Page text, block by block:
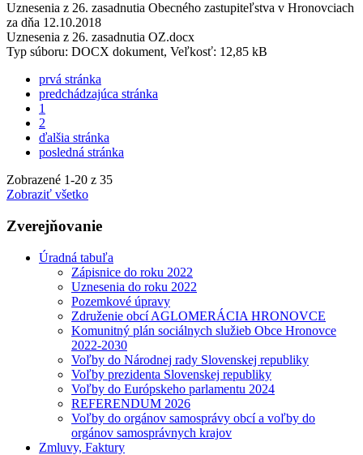
Uznesenia z 26. zasadnutia Obecného zastupiteľstva v Hronovciach
za dňa 12.10.2018
Uznesenia z 26. zasadnutia OZ.docx
Typ súboru: DOCX dokument, Veľkosť: 12,85 kB
prvá stránka
predchádzajúca stránka
1
2
ďalšia stránka
posledná stránka
Zobrazené 1-20 z 35
Zobraziť všetko
Zverejňovanie
Úradná tabuľa
Zápisnice do roku 2022
Uznesenia do roku 2022
Pozemkové úpravy
Združenie obcí AGLOMERÁCIA HRONOVCE
Komunitný plán sociálnych služieb Obce Hronovce
2022-2030
Voľby do Národnej rady Slovenskej republiky
Voľby prezidenta Slovenskej republiky
Voľby do Európskeho parlamentu 2024
REFERENDUM 2026
Voľby do orgánov samosprávy obcí a voľby do
orgánov samosprávnych krajov
Zmluvy, Faktury